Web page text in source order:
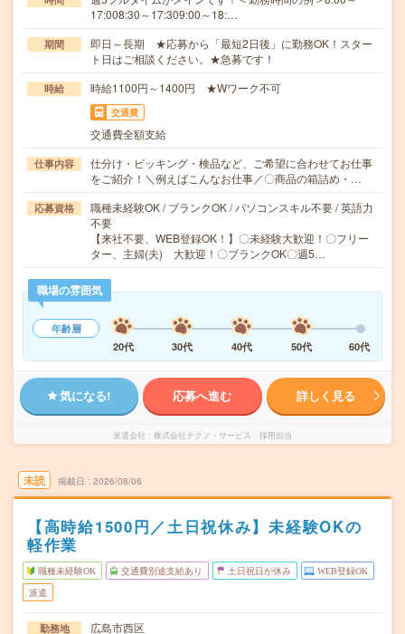
17:008:30～17:309:00～18:…
期間
即日～長期 ★応募から「最短2日後」に勤務OK！スター
ト日はご相談ください。★急募です！
時給 時給1100円～1400円 ★Wワーク不可
交通費
交通費全額支給
仕事内容
仕分け・ピッキング・検品など、ご希望に合わせてお仕事
をご紹介！＼例えばこんなお仕事／〇商品の箱詰め・…
応募資格
職種未経験OK / ブランクOK / パソコンスキル不要 / 英語力
不要
【来社不要、WEB登録OK！】〇未経験大歓迎！〇フリー
ター、主婦(夫) 大歓迎！〇ブランクOK〇週5…
職場の雰囲気
年齢層
20代
30代 40代 50代 60代
気になる! 応募へ進む 詳しく見る
派遣会社 株式会社テクノ・サービス 採用担当
未読 掲載日 2026/08/06
【高時給1500円／土日祝休み】未経験OKの
軽作業
職種未経験OK 交通費別途支給あり 土日祝日が休み WEB登録OK
派遣
勤務地
広島市西区